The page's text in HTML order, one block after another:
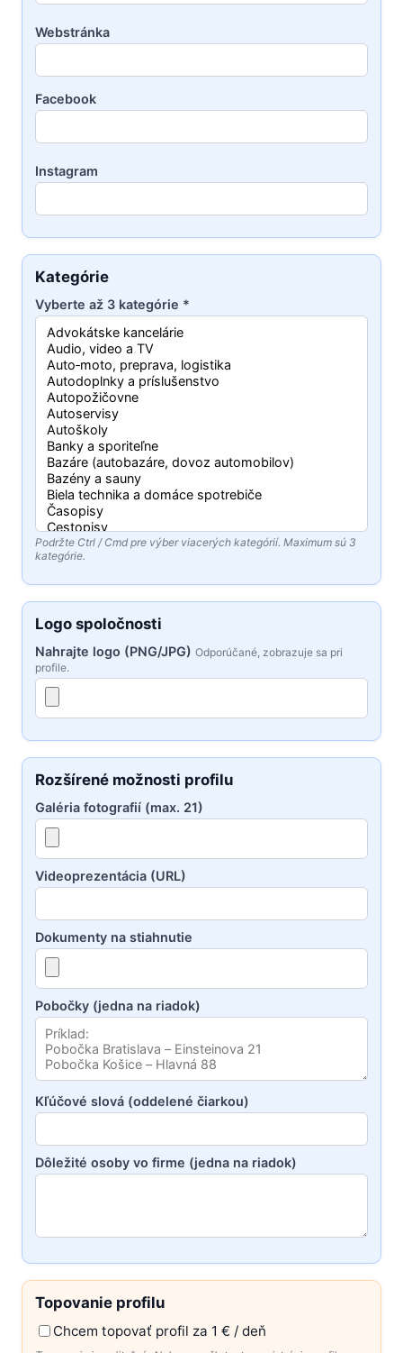
Webstránka
Facebook
Instagram
Kategórie
Vyberte až 3 kategórie *
Podržte Ctrl / Cmd pre výber viacerých kategórií. Maximum sú 3
kategórie.
Logo spoločnosti
Nahrajte logo (PNG/JPG) Odporúčané, zobrazuje sa pri
profile.
Rozšírené možnosti profilu
Galéria fotografií (max. 21)
Videoprezentácia (URL)
Dokumenty na stiahnutie
Pobočky (jedna na riadok)
Kľúčové slová (oddelené čiarkou)
Dôležité osoby vo firme (jedna na riadok)
Topovanie profilu
Chcem topovať profil za 1 € / deň